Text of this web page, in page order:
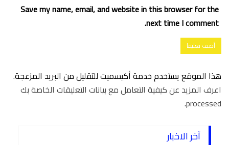
Save my name, email, and website in this browser for the
next time I comment.
هذا الموقع يستخدم خدمة أكيسميت للتقليل من البريد المزعجة.
اعرف المزيد عن كيفية التعامل مع بيانات التعليقات الخاصة بك
processed
.
آخر الاخبار